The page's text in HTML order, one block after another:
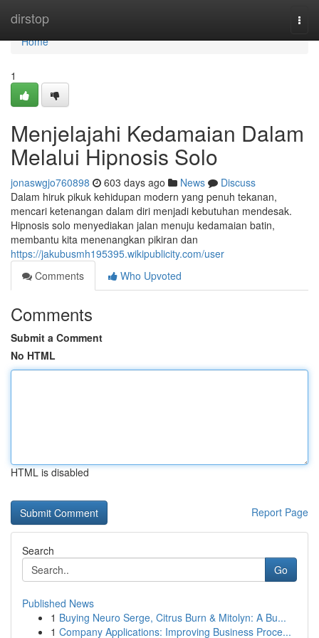
dirstop
Home
Home
1
Menjelajahi Kedamaian Dalam
Melalui Hipnosis Solo
jonaswgjo760898 603 days ago News
Discuss
Dalam hiruk pikuk kehidupan modern yang penuh tekanan,
mencari ketenangan dalam diri menjadi kebutuhan mendesak.
Hipnosis solo menyediakan jalan menuju kedamaian batin,
membantu kita menenangkan pikiran dan
https://jakubusmh195395.wikipublicity.com/user
Comments
Who Upvoted
Comments
Submit a Comment
No HTML
HTML is disabled
Report Page
Search
Go
Published News
1 Buying Neuro Serge, Citrus Burn & Mitolyn: A Bu...
1 Company Applications: Improving Business Proce...